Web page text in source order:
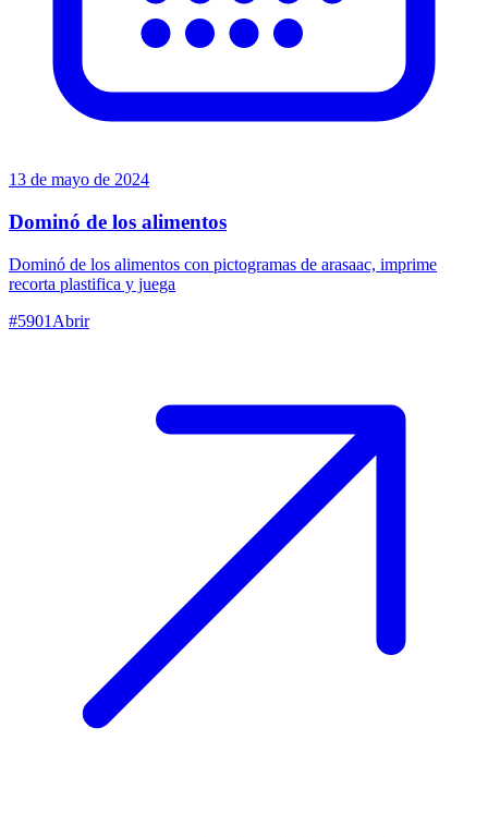
13 de mayo de 2024
Dominó de los alimentos
Dominó de los alimentos con pictogramas de arasaac, imprime
recorta plastifica y juega
#5901 Abrir